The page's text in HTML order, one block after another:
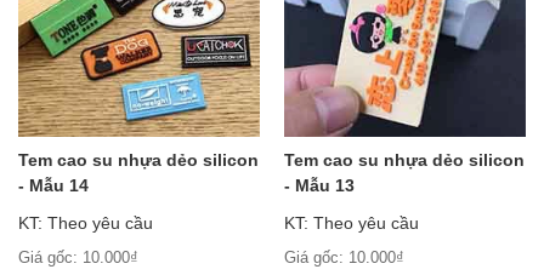
Tem cao su nhựa dẻo silicon
- Mẫu 14
KT: Theo yêu cầu
Giá gốc: 10.000₫
Tem cao su nhựa dẻo silicon
- Mẫu 13
KT: Theo yêu cầu
Giá gốc: 10.000₫